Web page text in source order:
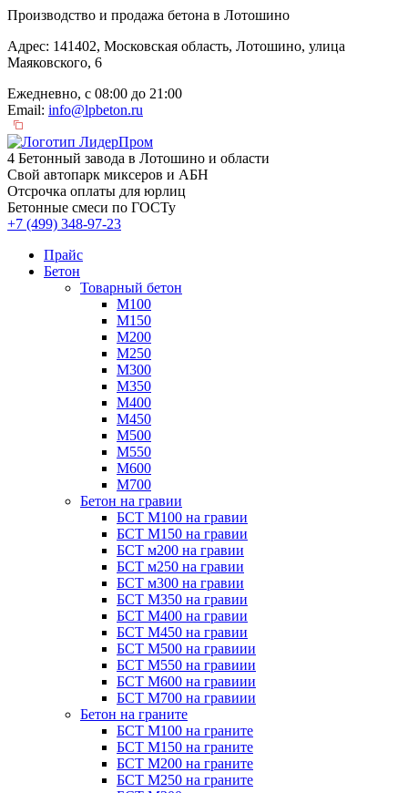
Производство и продажа бетона в Лотошино
Адрес: 141402, Московская область, Лотошино, улица
Маяковского, 6
Ежедневно, с 08:00 до 21:00
Email: info@lpbeton.ru
4 Бетонный завода в Лотошино и области
Свой автопарк миксеров и АБН
Отсрочка оплаты для юрлиц
Бетонные смеси по ГОСТу
+7 (499) 348-97-23
Прайс
Бетон
Товарный бетон
М100
М150
М200
М250
М300
М350
М400
М450
М500
М550
М600
М700
Бетон на гравии
БСТ М100 на гравии
БСТ М150 на гравии
БСТ м200 на гравии
БСТ м250 на гравии
БСТ м300 на гравии
БСТ М350 на гравии
БСТ М400 на гравии
БСТ М450 на гравии
БСТ М500 на гравиии
БСТ М550 на гравиии
БСТ М600 на гравиии
БСТ М700 на гравиии
Бетон на граните
БСТ М100 на граните
БСТ М150 на граните
БСТ М200 на граните
БСТ М250 на граните